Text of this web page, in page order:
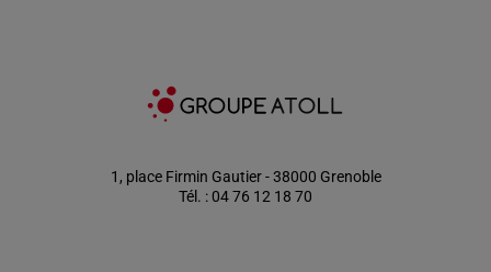
1, place Firmin Gautier - 38000 Grenoble
Tél. : 04 76 12 18 70